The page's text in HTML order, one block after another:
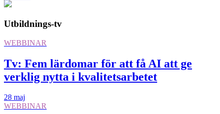
Utbildnings-tv
WEBBINAR
Tv: Fem lärdomar för att få AI att ge
verklig nytta i kvalitetsarbetet
28 maj
WEBBINAR